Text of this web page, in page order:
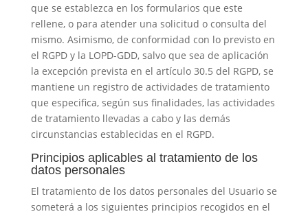
que se establezca en los formularios que este
rellene, o para atender una solicitud o consulta del
mismo. Asimismo, de conformidad con lo previsto en
el RGPD y la LOPD-GDD, salvo que sea de aplicación
la excepción prevista en el artículo 30.5 del RGPD, se
mantiene un registro de actividades de tratamiento
que especifica, según sus finalidades, las actividades
de tratamiento llevadas a cabo y las demás
circunstancias establecidas en el RGPD.
Principios aplicables al tratamiento de los
datos personales
El tratamiento de los datos personales del Usuario se
someterá a los siguientes principios recogidos en el